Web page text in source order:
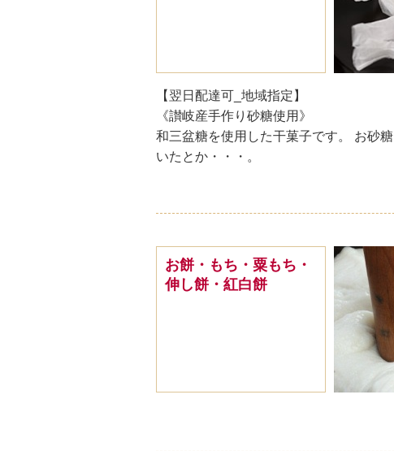
【翌日配達可_地域指定】
《讃岐産手作り砂糖使用》
和三盆糖を使用した干菓子です。 お砂
いたとか・・・。
お餅・もち・粟もち・
伸し餅・紅白餅